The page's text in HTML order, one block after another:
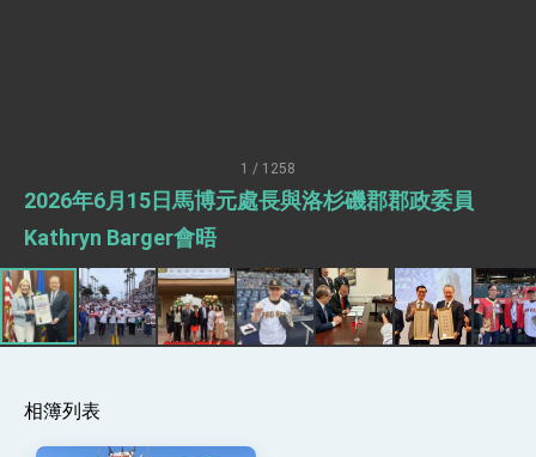
外交部與數位發展部攜手合作，整合台灣雄厚數
位實力，達成固邦榮邦目標
外交部長林佳龍主持第35次「參與亞太經濟合作
策略小組」跨部會會議
民調顯示多數國人滿意政府外交表現，高度支持
「總合外交」與台歐美日關係深化
總統以「韌性之島，希望之光」為題發表2026新
年談話
1 / 1258
2026年6月15日馬博元處長與洛杉磯郡郡政委員
Kathryn Barger會晤
相簿列表